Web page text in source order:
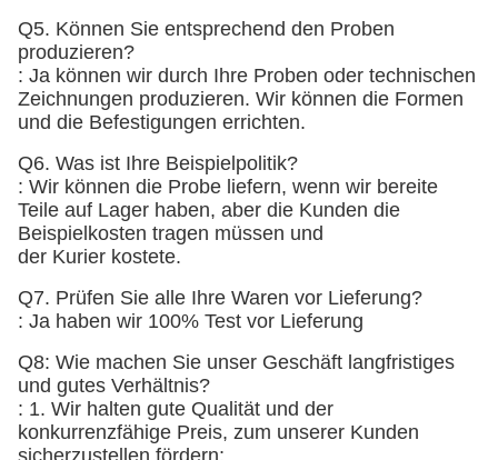
Q5. Können Sie entsprechend den Proben
produzieren?
: Ja können wir durch Ihre Proben oder technischen
Zeichnungen produzieren. Wir können die Formen
und die Befestigungen errichten.
Q6. Was ist Ihre Beispielpolitik?
: Wir können die Probe liefern, wenn wir bereite
Teile auf Lager haben, aber die Kunden die
Beispielkosten tragen müssen und
der Kurier kostete.
Q7. Prüfen Sie alle Ihre Waren vor Lieferung?
: Ja haben wir 100% Test vor Lieferung
Q8: Wie machen Sie unser Geschäft langfristiges
und gutes Verhältnis?
: 1. Wir halten gute Qualität und der
konkurrenzfähige Preis, zum unserer Kunden
sicherzustellen fördern;